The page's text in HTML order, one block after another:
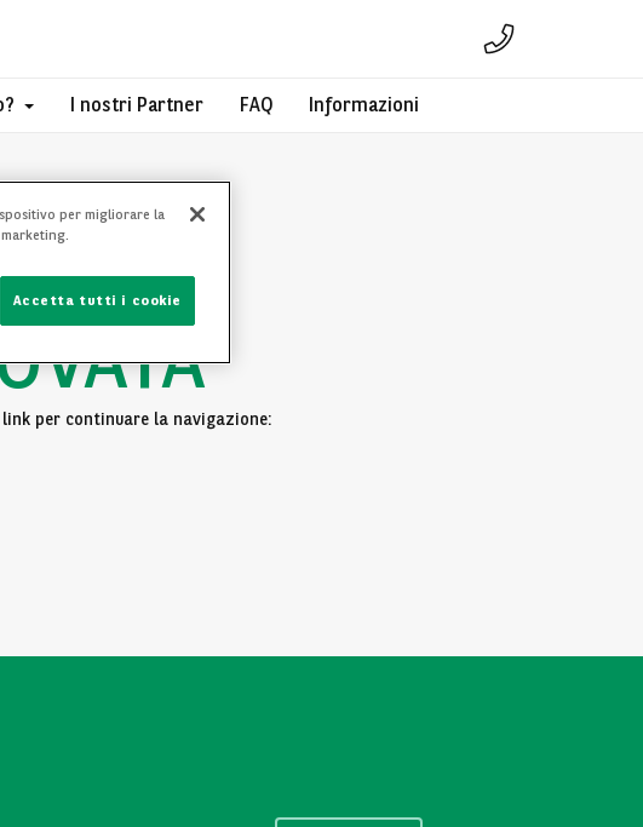
I nostri Partner FAQ Informazioni
per continuare la navigazione:
per migliorare la
Accetta tutti i cookie